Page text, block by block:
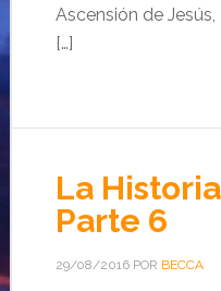
Ascensión de
[…]
La
Parte 6
29/08/2016POR BECCA